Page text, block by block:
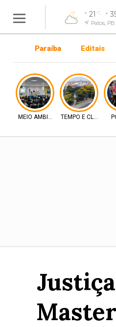
21 °C
Patos, PB
Paraíba Editais
MEIO AMBIENTETEMPO E CLIMA